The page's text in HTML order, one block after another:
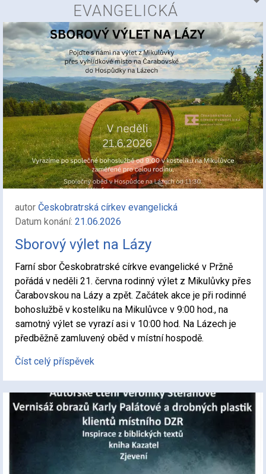
EVANGELICKÁ
autor Českobratrská církev evangelická
Datum konání: 21.06.2026
Sborový výlet na Lázy
Farní sbor Českobratrské církve evangelické v Pržně
pořádá v neděli 21. června rodinný výlet z Mikulůvky přes
Čarabovskou na Lázy a zpět. Začátek akce je při rodinné
bohoslužbě v kostelíku na Mikulůvce v 9:00 hod., na
samotný výlet se vyrazí asi v 10:00 hod. Na Lázech je
předběžně zamluvený oběd v místní hospodě.
Číst celý příspěvek